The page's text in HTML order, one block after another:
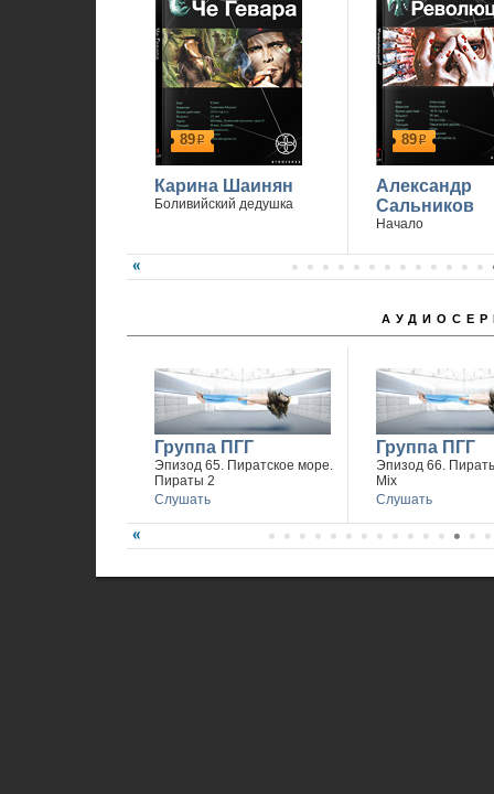
89р
Карина Шаинян
Боливийский дедушка
89р
Александр
Сальников
Начало
Группа ПГГ
Эпизод 65. Пиратское море.
Пираты 2
Слушать
Группа ПГГ
Эпизод 66.
Mix
Слушать